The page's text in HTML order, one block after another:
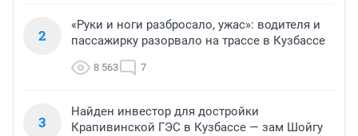
2
«Руки и ноги разбросало, ужас»: водителя и
пассажирку разорвало на трассе в Кузбассе
8 563 7
3
Найден инвестор для достройки
Крапивинской ГЭС в Кузбассе — зам Шойгу